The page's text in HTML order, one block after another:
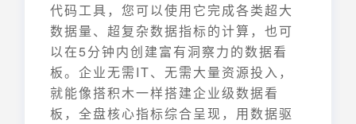
代码工具，您可以使用它完成各类超大
数据量、超复杂数据指标的计算，也可
以在5分钟内创建富有洞察力的数据看
板。企业无需IT、无需大量资源投入，
就能像搭积木一样搭建企业级数据看
板，全盘核心指标综合呈现，用数据驱